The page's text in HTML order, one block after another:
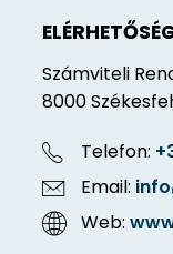
Számviteli
8000
Telefon:
Email:
Web: